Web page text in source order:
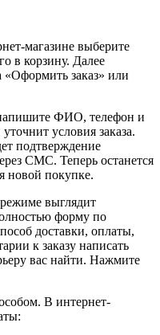
магазине выберите
в корзину. Далее
заказ» или
ФИО, телефон и
условия заказа.
подтверждение
СМС. Теперь останется
новой покупке.
выглядит
форму по
доставки, оплаты,
к заказу написать
вас найти. Нажмите
В интернет-